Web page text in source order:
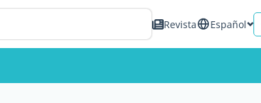
Revista Español